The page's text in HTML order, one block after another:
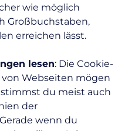
wie möglich
Großbuchstaben,
erreichen lässt.
lesen: Die Cookie-
Webseiten mögen
du meist auch
der
wenn du